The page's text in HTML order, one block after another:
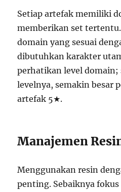
Setiap artefak memiliki
memberikan set
domain yang sesuai
dibutuhkan karakter
perhatikan level
levelnya, semakin besar
artefak 5★.
Manajemen
Menggunakan resin
penting. Sebaiknya